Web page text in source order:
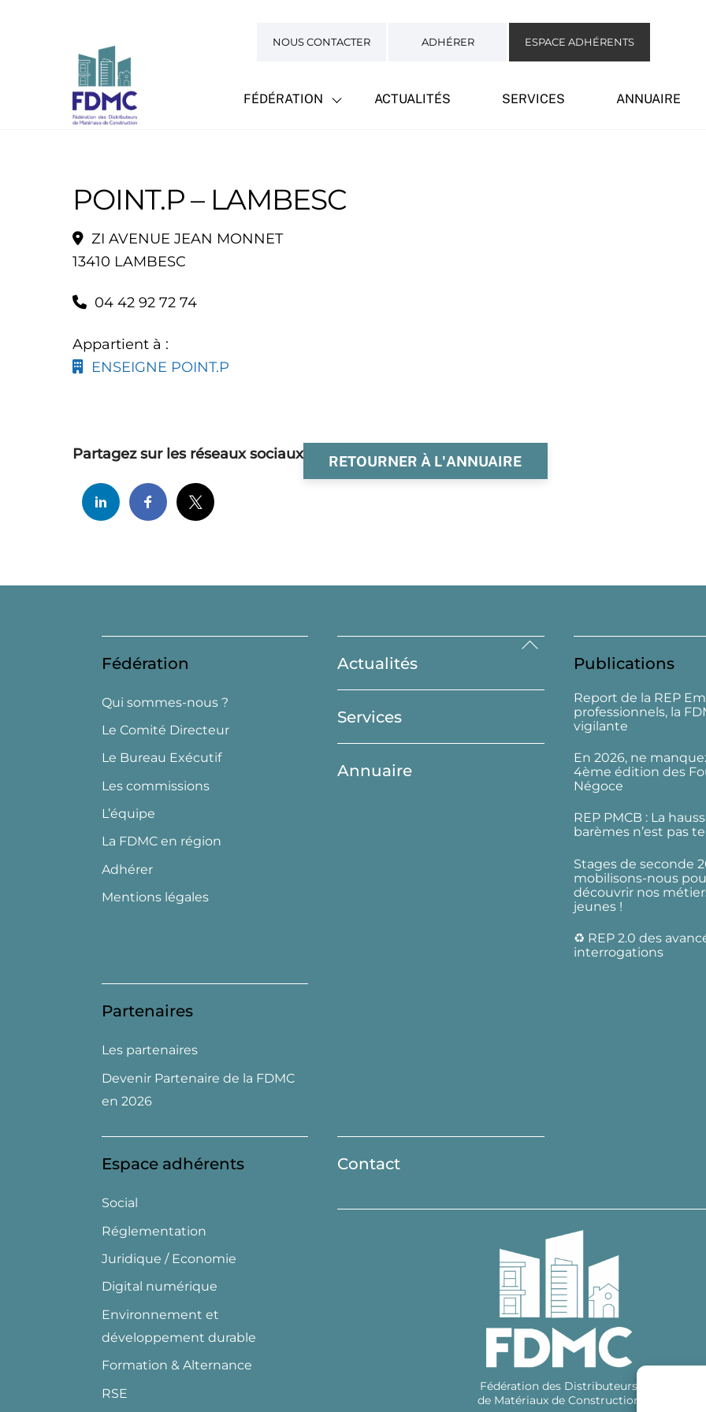
NOUS CONTACTER ADHÉRER ESPACE ADHÉRENTS
FÉDÉRATION ACTUALITÉS SERVICES ANNUAIRE
POINT.P – LAMBESC
ZI AVENUE JEAN MONNET
13410 LAMBESC
04 42 92 72 74
Appartient à :
ENSEIGNE POINT.P
RETOURNER À L'ANNUAIRE
Partagez sur les réseaux sociaux
Back
Top
Fédération
Qui sommes-nous ?
Le Comité Directeur
Le Bureau Exécutif
Les commissions
L’équipe
La FDMC en région
Adhérer
Mentions légales
Actualités
Services
Annuaire
Publications
Report de la REP
professionnels, la
vigilante
En 2026, ne
4ème édition des
Négoce
REP PMCB : La
barèmes n’est pas
Stages de seconde
mobilisons-nous
découvrir nos
jeunes !
♻️ REP 2.0 des
interrogations
Partenaires
Les partenaires
Devenir Partenaire de la FDMC
en 2026
Espace adhérents
Social
Réglementation
Juridique / Economie
Digital numérique
Environnement et
développement durable
Formation & Alternance
RSE
Contact
Fédération des Distributeurs
de Matériaux de Construction